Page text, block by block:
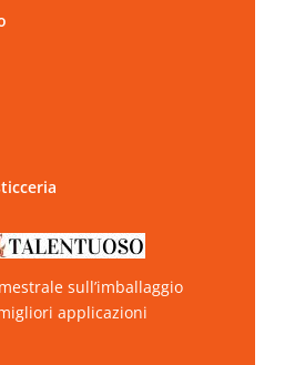
sull’imballaggio
applicazioni